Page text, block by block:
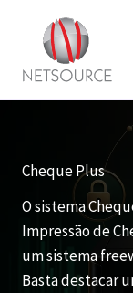
conteúdo
Cheque Plus
O sistema
Impressão de
um sistema
Basta destacar